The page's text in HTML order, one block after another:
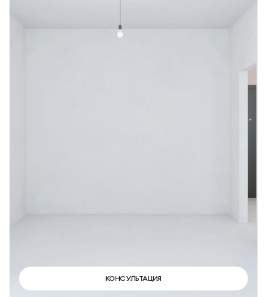
КОНСУЛЬТАЦИЯ